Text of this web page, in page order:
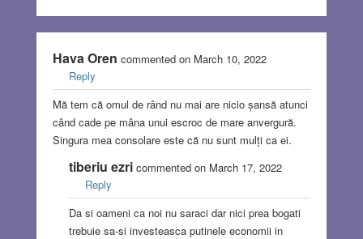
Hava Oren commented on March 10, 2022
Reply
Mă tem că omul de rând nu mai are nicio șansă atunci
când cade pe mâna unui escroc de mare anvergură.
Singura mea consolare este că nu sunt mulți ca ei.
tiberiu ezricommented on March 17, 2022
Reply
Da si oameni ca noi nu saraci dar nici prea bogati
trebuie sa-si investeasca putinele economii in